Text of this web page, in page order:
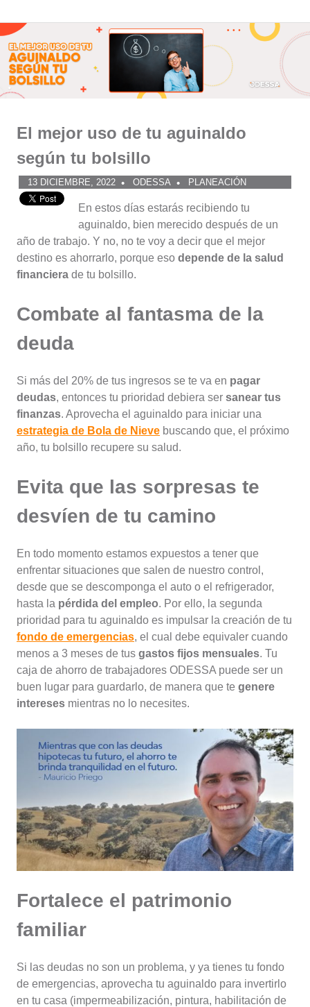
Saltar
contenido
Comunidad
ODESSA
El mejor uso de tu aguinaldo
según tu bolsillo
13 DICIEMBRE, 2022 ODESSA PLANEACIÓN
En estos días estarás recibiendo tu
aguinaldo, bien merecido después de un
año de trabajo. Y no, no te voy a decir que el mejor
destino es ahorrarlo, porque eso depende de la salud
financiera de tu bolsillo.
Combate al fantasma de la
deuda
Si más del 20% de tus ingresos se te va en pagar
deudas, entonces tu prioridad debiera ser sanear tus
finanzas. Aprovecha el aguinaldo para iniciar una
estrategia de Bola de Nieve buscando que, el próximo
año, tu bolsillo recupere su salud.
Evita que las sorpresas te
desvíen de tu camino
En todo momento estamos expuestos a tener que
enfrentar situaciones que salen de nuestro control,
desde que se descomponga el auto o el refrigerador,
hasta la pérdida del empleo. Por ello, la segunda
prioridad para tu aguinaldo es impulsar la creación de tu
fondo de emergencias, el cual debe equivaler cuando
menos a 3 meses de tus gastos fijos mensuales. Tu
caja de ahorro de trabajadores ODESSA puede ser un
buen lugar para guardarlo, de manera que te genere
intereses mientras no lo necesites.
Fortalece el patrimonio
familiar
Si las deudas no son un problema, y ya tienes tu fondo
de emergencias, aprovecha tu aguinaldo para invertirlo
en tu casa (impermeabilización, pintura, habilitación de